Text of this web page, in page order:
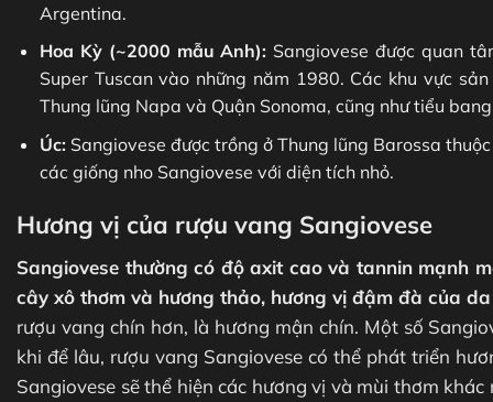
Argentina.
Hoa Kỳ (~2000 mẫu Anh): Sangiovese được quan
Super Tuscan vào những năm 1980. Các khu vực
Thung lũng Napa và Quận Sonoma, cũng như tiểu
Úc: Sangiovese được trồng ở Thung lũng Barossa
các giống nho Sangiovese với diện tích nhỏ.
Hương vị của rượu vang Sangiovese
Sangiovese thường có độ axit cao và tannin mạnh
cây xô thơm và hương thảo, hương vị đậm đà của
rượu vang chín hơn, là hương mận chín. Một số
khi để lâu, rượu vang Sangiovese có thể phát triển
Sangiovese sẽ thể hiện các hương vị và mùi thơm